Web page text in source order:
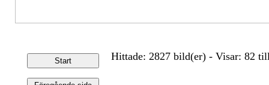
Hittade: 2827 bild(er) - Visar: 82